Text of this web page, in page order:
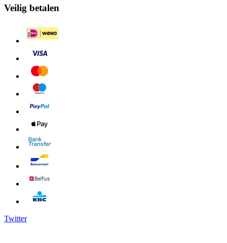
Veilig betalen
Twitter